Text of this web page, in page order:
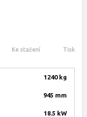
Ke stažení Tisk
1240 kg
945 mm
18.5 kW